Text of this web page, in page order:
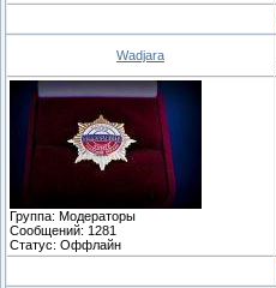
Wadjara
Группа: Модераторы
Сообщений: 1281
Статус: Оффлайн